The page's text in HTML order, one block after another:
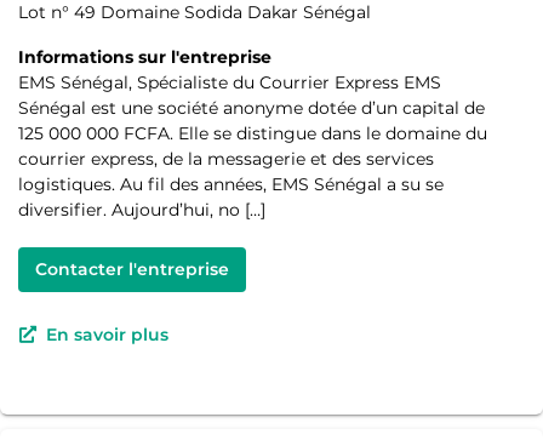
Lot n° 49 Domaine Sodida Dakar Sénégal
Informations sur l'entreprise
EMS Sénégal, Spécialiste du Courrier Express EMS
Sénégal est une société anonyme dotée d’un capital de
125 000 000 FCFA. Elle se distingue dans le domaine du
courrier express, de la messagerie et des services
logistiques. Au fil des années, EMS Sénégal a su se
diversifier. Aujourd’hui, no […]
Contacter l'entreprise
En savoir plus